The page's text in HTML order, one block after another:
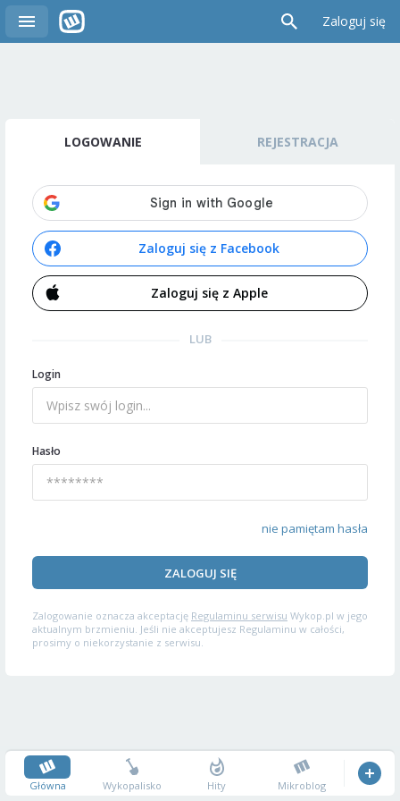
Zaloguj się
LOGOWANIE REJESTRACJA
Zaloguj się z Facebook
Zaloguj się z Apple
LUB
Login
Hasło
nie pamiętam hasła
ZALOGUJ SIĘ
Zalogowanie oznacza akceptację Regulaminu serwisu Wykop.pl w jego
aktualnym brzmieniu. Jeśli nie akceptujesz Regulaminu w całości,
prosimy o niekorzystanie z serwisu.
Główna Wykopalisko Hity Mikroblog